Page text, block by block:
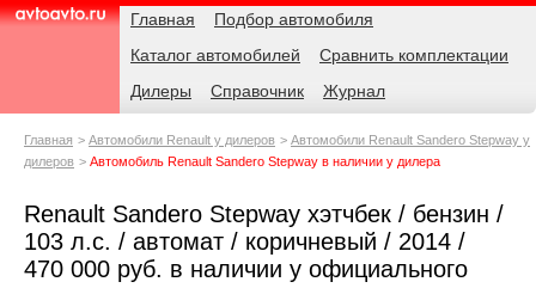
AvtoAvto.ru
Навигация Главная
Подбор автомобиля
Каталог автомобилей
Сравнить комплектации
Дилеры
Справочник Журнал
Родительские
Главная Автомобили Renault у дилеров
Автомобили Renault Sandero Stepway у
дилеров
Автомобиль Renault Sandero Stepway в наличии у дилера
Renault Sandero Stepway хэтчбек / бензин /
103 л.с. / автомат / коричневый / 2014 /
470 000 руб. в наличии у официального